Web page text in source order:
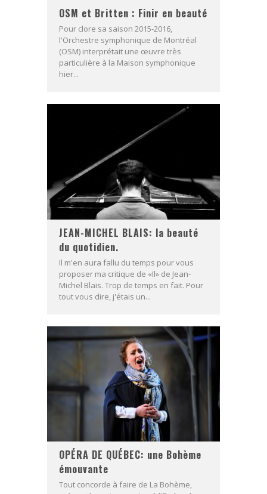
OSM et Britten : Finir en beauté
Pour clore sa saison 2015-2016,
l'Orchestre symphonique de Montréal
(OSM) interprétait une œuvre très
particulière à la Maison symphonique
hier...
JEAN-MICHEL BLAIS: la beauté
du quotidien.
Il m'en aura fallu du temps pour vous
proposer ma critique de «Il» de Jean-
Michel Blais. Trop de temps en fait. Pour
tout vous dire, j'étais un...
OPÉRA DE QUÉBEC: une Bohème
émouvante
Tout concorde à faire de La Bohème,